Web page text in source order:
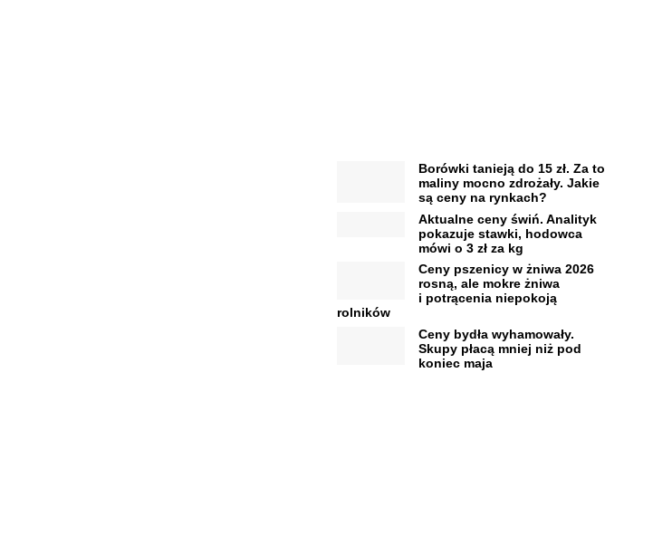
Borówki tanieją do 15 zł. Za to
maliny mocno zdrożały. Jakie
są ceny na rynkach?
Aktualne ceny świń. Analityk
pokazuje stawki, hodowca
mówi o 3 zł za kg
Ceny pszenicy w żniwa 2026
rosną, ale mokre żniwa
i potrącenia niepokoją
rolników
Ceny bydła wyhamowały.
Skupy płacą mniej niż pod
koniec maja